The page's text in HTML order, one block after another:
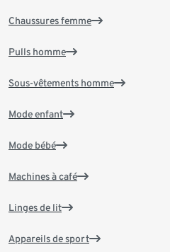
Chaussures femme
Pulls homme
Sous-vêtements homme
Mode enfant
Mode bébé
Machines à café
Linges de lit
Appareils de sport